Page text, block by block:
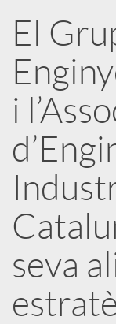
r
x
e
s
S
o
El
i
seva